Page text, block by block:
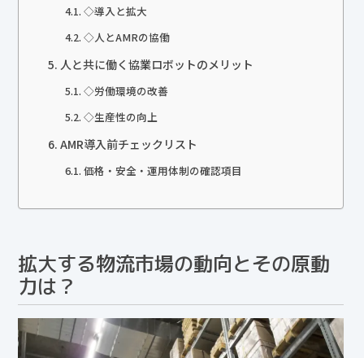
◇導入と拡大
◇人とAMRの協働
人と共に働く協業ロボットのメリット
◇労働環境の改善
◇生産性の向上
AMR導入前チェックリスト
価格・安全・運用体制の確認項目
拡大する物流市場の動向とその原動
力は？